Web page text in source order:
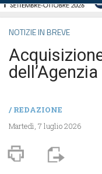
NOTIZIE IN BREVE
/REDAZIONE
Martedì, 7 luglio 2026